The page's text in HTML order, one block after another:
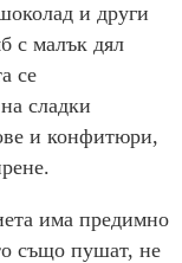
и други
с малък дял
се
сладки
и конфитюри,
има предимно
също пушат, не